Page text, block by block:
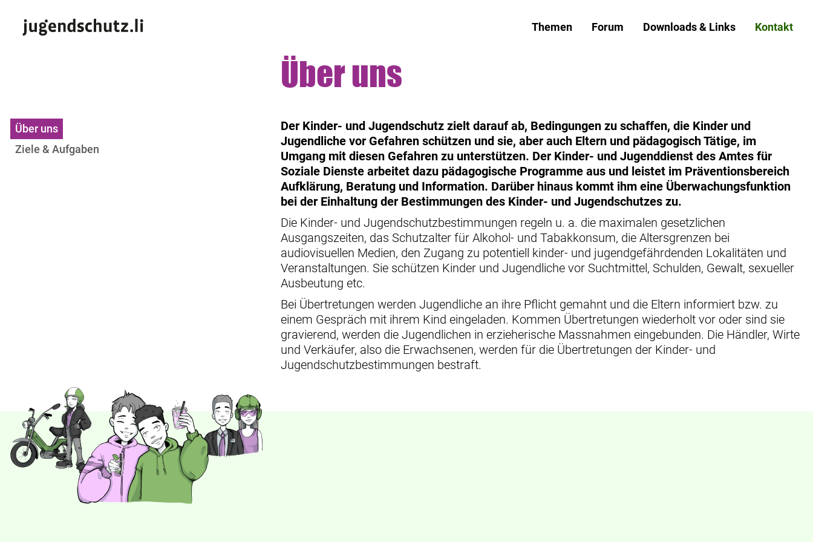
Themen Forum Downloads & Links Kontakt
Über uns
Über uns
Ziele & Aufgaben
Der Kinder- und Jugendschutz zielt darauf ab, Bedingungen zu schaffen, die Kinder und
Jugendliche vor Gefahren schützen und sie, aber auch Eltern und pädagogisch Tätige, im
Umgang mit diesen Gefahren zu unterstützen. Der Kinder- und Jugenddienst des Amtes für
Soziale Dienste arbeitet dazu pädagogische Programme aus und leistet im Präventionsbereich
Aufklärung, Beratung und Information. Darüber hinaus kommt ihm eine Überwachungsfunktion
bei der Einhaltung der Bestimmungen des Kinder- und Jugendschutzes zu.
Die Kinder- und Jugendschutzbestimmungen regeln u. a. die maximalen gesetzlichen
Ausgangszeiten, das Schutzalter für Alkohol- und Tabakkonsum, die Altersgrenzen bei
audiovisuellen Medien, den Zugang zu potentiell kinder- und jugendgefährdenden Lokalitäten und
Veranstaltungen. Sie schützen Kinder und Jugendliche vor Suchtmittel, Schulden, Gewalt, sexueller
Ausbeutung etc.
Bei Übertretungen werden Jugendliche an ihre Pflicht gemahnt und die Eltern informiert bzw. zu
einem Gespräch mit ihrem Kind eingeladen. Kommen Übertretungen wiederholt vor oder sind sie
gravierend, werden die Jugendlichen in erzieherische Massnahmen eingebunden. Die Händler, Wirte
und Verkäufer, also die Erwachsenen, werden für die Übertretungen der Kinder- und
Jugendschutzbestimmungen bestraft.